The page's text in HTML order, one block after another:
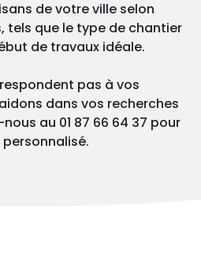
de votre ville selon
tels que le type de chantier
de travaux idéale.
pas à vos
dans vos recherches
au 01 87 66 64 37 pour